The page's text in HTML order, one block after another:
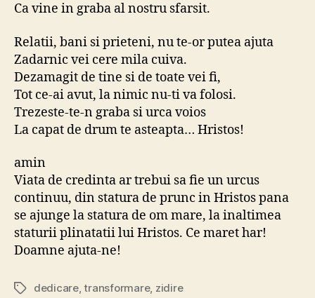
Ca vine in graba al nostru sfarsit.
Relatii, bani si prieteni, nu te-or putea ajuta
Zadarnic vei cere mila cuiva.
Dezamagit de tine si de toate vei fi,
Tot ce-ai avut, la nimic nu-ti va folosi.
Trezeste-te-n graba si urca voios
La capat de drum te asteapta… Hristos!
amin
Viata de credinta ar trebui sa fie un urcus
continuu, din statura de prunc in Hristos pana
se ajunge la statura de om mare, la inaltimea
staturii plinatatii lui Hristos. Ce maret har!
Doamne ajuta-ne!
Etichetededicare,transformare, zidire